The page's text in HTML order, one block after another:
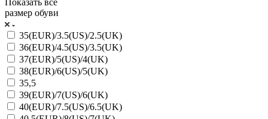
размер обуви
35(EUR)/3.5(US)/2.5(UK)
36(EUR)/4.5(US)/3.5(UK)
37(EUR)/5(US)/4(UK)
38(EUR)/6(US)/5(UK)
35,5
39(EUR)/7(US)/6(UK)
40(EUR)/7.5(US)/6.5(UK)